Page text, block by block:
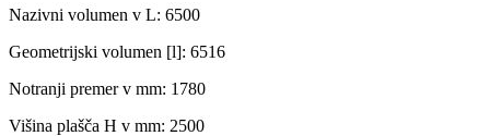
Nazivni volumen v L: 6500
Geometrijski volumen [l]: 6516
Notranji premer v mm: 1780
Višina plašča H v mm: 2500